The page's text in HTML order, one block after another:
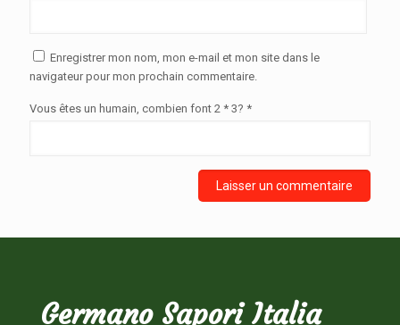
Enregistrer mon nom, mon e-mail et mon site dans le
navigateur pour mon prochain commentaire.
Vous êtes un humain, combien font 2 * 3? *
Germano Sapori Italia